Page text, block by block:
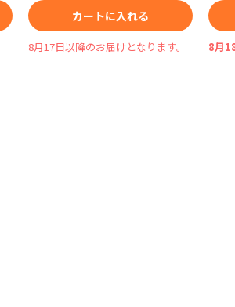
カートに入れる
8月17日以降のお届けとなります。 8月